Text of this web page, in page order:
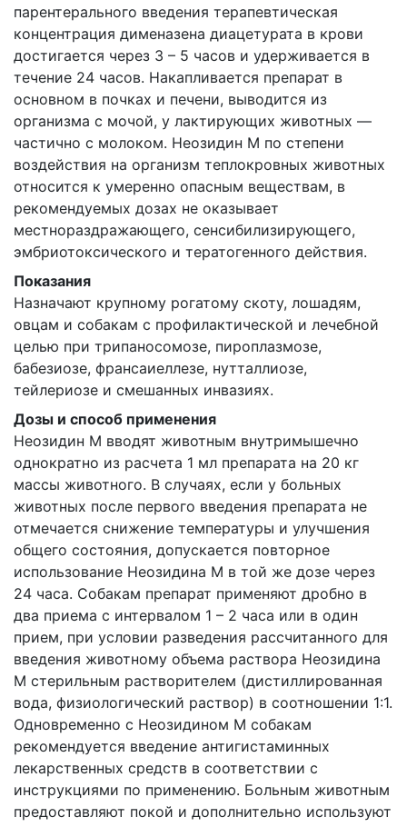
парентерального введения терапевтическая
концентрация дименазена диацетурата в крови
достигается через 3 – 5 часов и удерживается в
течение 24 часов. Накапливается препарат в
основном в почках и печени, выводится из
организма с мочой, у лактирующих животных —
частично с молоком. Неозидин М по степени
воздействия на организм теплокровных животных
относится к умеренно опасным веществам, в
рекомендуемых дозах не оказывает
местнораздражающего, сенсибилизирующего,
эмбриотоксического и тератогенного действия.
Показания
Назначают крупному рогатому скоту, лошадям,
овцам и собакам с профилактической и лечебной
целью при трипаносомозе, пироплазмозе,
бабезиозе, франсаиеллезе, нутталлиозе,
тейлериозе и смешанных инвазиях.
Дозы и способ применения
Неозидин М вводят животным внутримышечно
однократно из расчета 1 мл препарата на 20 кг
массы животного. В случаях, если у больных
животных после первого введения препарата не
отмечается снижение температуры и улучшения
общего состояния, допускается повторное
использование Неозидина М в той же дозе через
24 часа. Собакам препарат применяют дробно в
два приема с интервалом 1 – 2 часа или в один
прием, при условии разведения рассчитанного для
введения животному объема раствора Неозидина
М стерильным растворителем (дистиллированная
вода, физиологический раствор) в соотношении 1:1.
Одновременно с Неозидином М собакам
рекомендуется введение антигистаминных
лекарственных средств в соответствии с
инструкциями по применению. Больным животным
предоставляют покой и дополнительно используют